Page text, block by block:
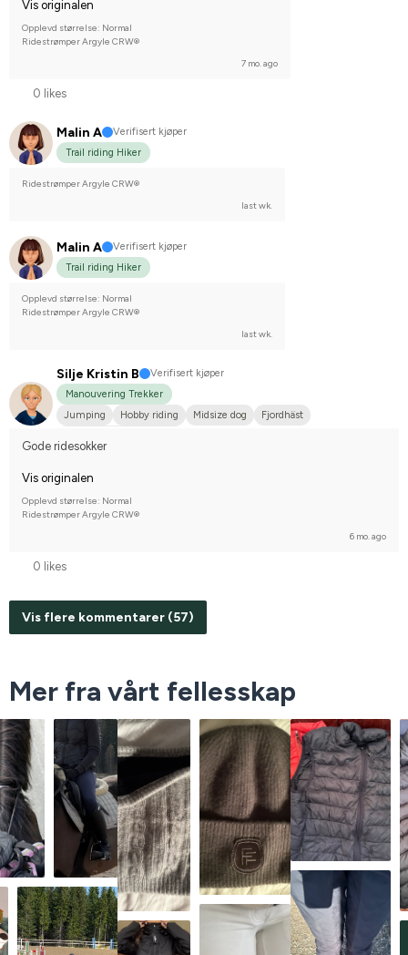
Vis originalen
Opplevd størrelse: Normal
Ridestrømper Argyle CRW®
7 mo. ago
0 likes
Malin A
Verifisert kjøper
Trail riding Hiker
Ridestrømper Argyle CRW®
last wk.
Malin A
Verifisert kjøper
Trail riding Hiker
Opplevd størrelse: Normal
Ridestrømper Argyle CRW®
last wk.
Silje Kristin B
Verifisert kjøper
Manouvering Trekker
Jumping
Hobby riding Midsize dog
Fjordhäst
Gode ridesokker
Vis originalen
Opplevd størrelse: Normal
Ridestrømper Argyle CRW®
6 mo. ago
0 likes
Vis flere kommentarer (57)
Mer fra vårt fellesskap